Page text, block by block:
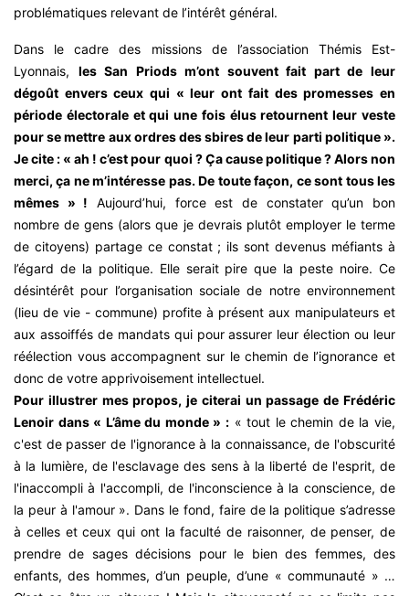
problématiques relevant de l’intérêt général.
Dans le cadre des missions de l’association Thémis Est-
Lyonnais, les San Priods m’ont souvent fait part de leur
dégoût envers ceux qui « leur ont fait des promesses en
période électorale et qui une fois élus retournent leur veste
pour se mettre aux ordres des sbires de leur parti politique ».
Je cite : « ah ! c’est pour quoi ? Ça cause politique ? Alors non
merci, ça ne m’intéresse pas. De toute façon, ce sont tous les
mêmes » ! Aujourd’hui, force est de constater qu’un bon
nombre de gens (alors que je devrais plutôt employer le terme
de citoyens) partage ce constat ; ils sont devenus méfiants à
l’égard de la politique. Elle serait pire que la peste noire. Ce
désintérêt pour l’organisation sociale de notre environnement
(lieu de vie - commune) profite à présent aux manipulateurs et
aux assoiffés de mandats qui pour assurer leur élection ou leur
réélection vous accompagnent sur le chemin de l’ignorance et
donc de votre apprivoisement intellectuel.
Pour illustrer mes propos, je citerai un passage de Frédéric
Lenoir dans « L’âme du monde » : « tout le chemin de la vie,
c'est de passer de l'ignorance à la connaissance, de l'obscurité
à la lumière, de l'esclavage des sens à la liberté de l'esprit, de
l'inaccompli à l'accompli, de l'inconscience à la conscience, de
la peur à l'amour ». Dans le fond, faire de la politique s’adresse
à celles et ceux qui ont la faculté de raisonner, de penser, de
prendre de sages décisions pour le bien des femmes, des
enfants, des hommes, d’un peuple, d’une « communauté » …